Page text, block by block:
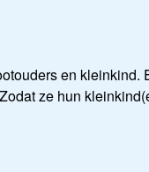
en kleinkind.
ze hun